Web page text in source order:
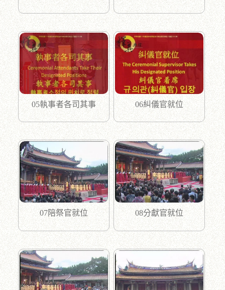
05執事者各司其事 06糾儀官就位
07陪祭官就位 08分獻官就位